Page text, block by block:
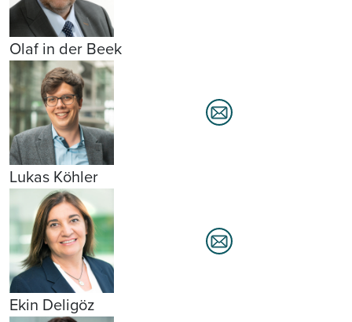
Olaf in der Beek
Lukas Köhler
Ekin Deligöz